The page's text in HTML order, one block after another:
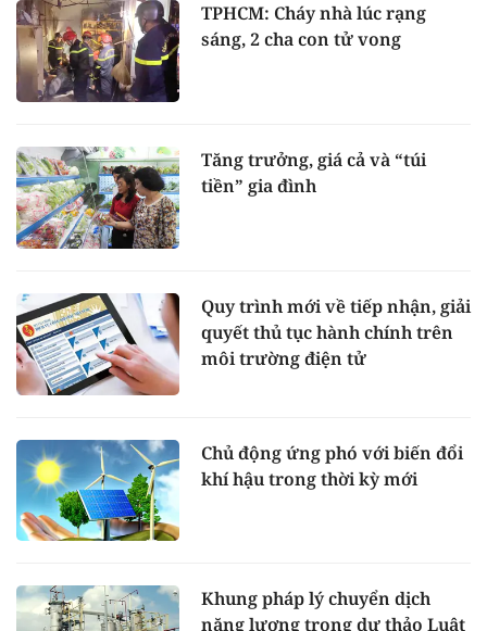
TPHCM: Cháy nhà lúc rạng
sáng, 2 cha con tử vong
Tăng trưởng, giá cả và “túi
tiền” gia đình
Quy trình mới về tiếp nhận, giải
quyết thủ tục hành chính trên
môi trường điện tử
Chủ động ứng phó với biến đổi
khí hậu trong thời kỳ mới
Khung pháp lý chuyển dịch
năng lượng trong dự thảo Luật